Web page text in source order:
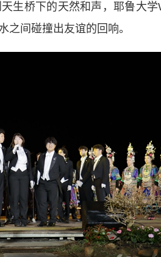
生桥下的天然和声，耶鲁大
之间碰撞出友谊的回响。